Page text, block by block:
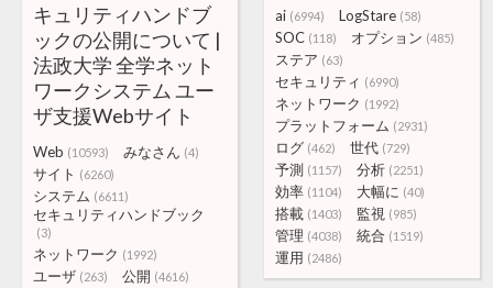
ai (6994) LogStare (58)
SOC (118) オプション (485)
ステア (63)
セキュリティ (6990)
ネットワーク (1992)
プラットフォーム (2931)
ログ (462) 世代 (729)
予測 (1157) 分析 (2251)
効率 (1104) 大幅に (40)
搭載 (1403) 監視 (985)
管理 (4038) 統合 (1519)
運用 (2486)
キュリティハンドブ
ックの公開について |
法政大学 全学ネット
ワークシステム ユー
ザ支援Webサイト
Web (10593) みなさん (4)
サイト (6260)
システム (6611)
セキュリティハンドブック
(3)
ネットワーク (1992)
ユーザ (263) 公開 (4616)